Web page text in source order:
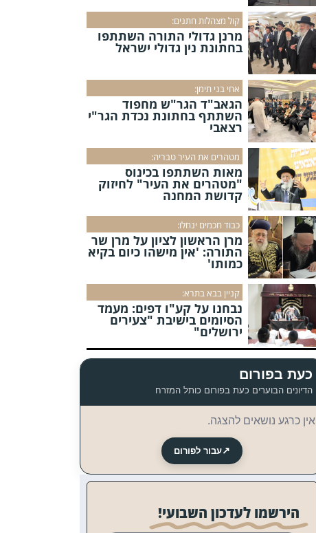
קול מצהלות חתנים:
מרנן גדולי התורה השתתפו
בחתונת נין גדולי ישראל
אחי בני תימן:
הגאב"ד הגר"ש מחפוד
השתתף בחתונת נכדת הגר"י
רצאבי
מטהרים את העיר טבריה:
מאות השתתפו בכינוס
"מטהרים את העיר" לחיזוק
קדושת המחנה
כבוד חכמים ינחלו:
מרן הראשון לציון על מרן שר
התורה: 'אין מישהו כיום בקיא
כמותו'
קניין בבא בתרא:
נבחנו על קע"ו דפים: מעמד
הסיומים בישיבת "צעירים
ירושלים"
כעת בפורום
הדיונים הבוערים כעת בפורום כותל המזרח
אין כרגע נושאים להצגה.
↗עבור לפורום
הירשמו לעדכון השבועי!